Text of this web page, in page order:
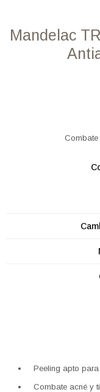
Mandelac
Peeling apto
Combate acné y